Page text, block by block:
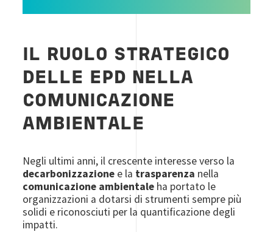
IL RUOLO STRATEGICO
DELLE EPD NELLA
COMUNICAZIONE
AMBIENTALE
Negli ultimi anni, il crescente interesse verso la
decarbonizzazione e la trasparenza nella
comunicazione ambientale ha portato le
organizzazioni a dotarsi di strumenti sempre più
solidi e riconosciuti per la quantificazione degli
impatti.